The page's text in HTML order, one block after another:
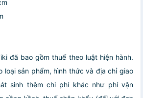
đã bao gồm thuế theo luật hiện hành.
loại sản phẩm, hình thức và địa chỉ giao
sinh thêm chi phí khác như phí vận